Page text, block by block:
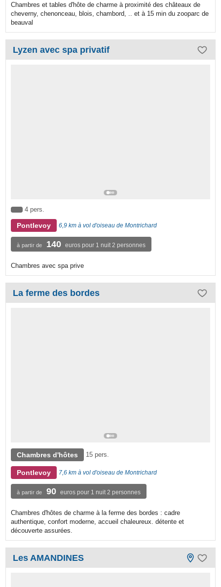
Chambres et tables d'hôte de charme à proximité des châteaux de
cheverny, chenonceau, blois, chambord, .. et à 15 min du zooparc de
beauval
Lyzen avec spa privatif
4 pers.
Pontlevoy 6,9 km à vol d'oiseau de Montrichard
à partir de 140 euros pour 1 nuit 2 personnes
Chambres avec spa prive
La ferme des bordes
Chambres d'hôtes 15 pers.
Pontlevoy 7,6 km à vol d'oiseau de Montrichard
à partir de 90 euros pour 1 nuit 2 personnes
Chambres d'hôtes de charme à la ferme des bordes : cadre
authentique, confort moderne, accueil chaleureux. détente et
découverte assurées.
Les AMANDINES